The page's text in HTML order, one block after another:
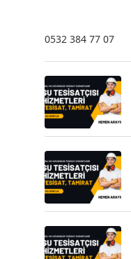
0532 384 77 07